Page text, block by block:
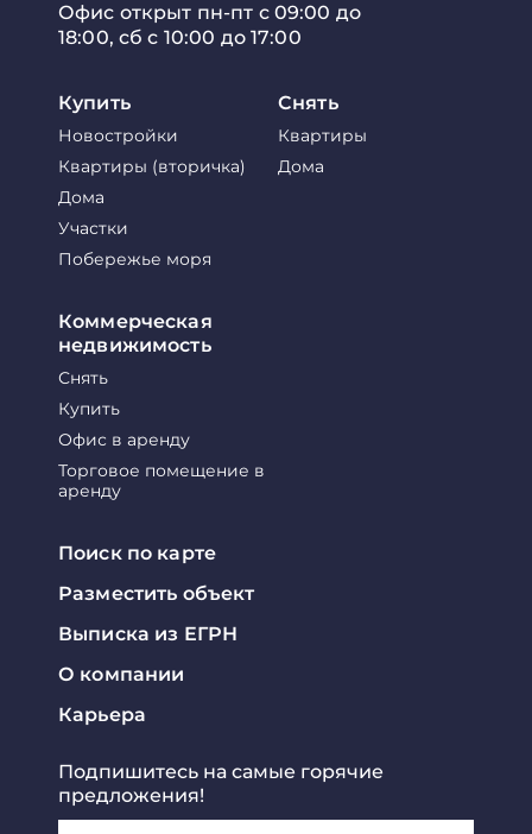
Офис открыт пн-пт с 09:00 до
18:00, сб с 10:00 до 17:00
Купить
Новостройки
Квартиры (вторичка)
Дома
Участки
Побережье моря
Снять
Квартиры
Дома
Коммерческая
недвижимость
Снять
Купить
Офис в аренду
Торговое помещение в
аренду
Поиск по карте
Разместить объект
Выписка из ЕГРН
О компании
Карьера
Подпишитесь на самые горячие
предложения!